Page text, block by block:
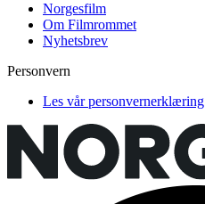
Norgesfilm
Om Filmrommet
Nyhetsbrev
Personvern
Les vår personvernerklæring